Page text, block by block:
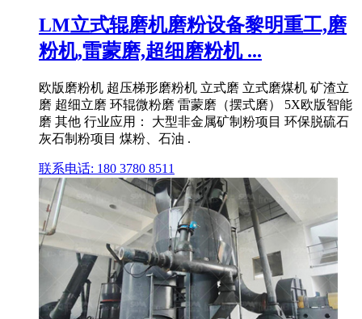
LM立式辊磨机磨粉设备黎明重工,磨
粉机,雷蒙磨,超细磨粉机 ...
欧版磨粉机 超压梯形磨粉机 立式磨 立式磨煤机 矿渣立
磨 超细立磨 环辊微粉磨 雷蒙磨（摆式磨） 5X欧版智能
磨 其他 行业应用： 大型非金属矿制粉项目 环保脱硫石
灰石制粉项目 煤粉、石油 .
联系电话: 180 3780 8511